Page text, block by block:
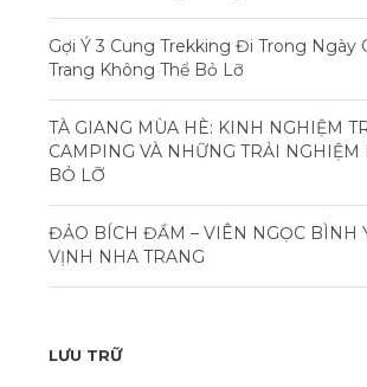
Gợi Ý 3 Cung Trekking Đi Trong Ngày
Trang Không Thể Bỏ Lỡ
TÀ GIANG MÙA HÈ: KINH NGHIỆM
CAMPING VÀ NHỮNG TRẢI NGHIỆM
BỎ LỠ
ĐẢO BÍCH ĐẦM – VIÊN NGỌC BÌNH
VỊNH NHA TRANG
LƯU TRỮ